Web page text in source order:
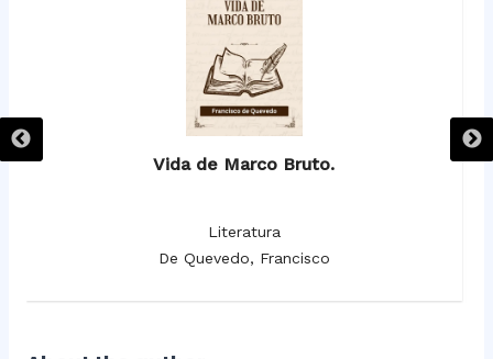
Vida de Marco Bruto.
Literatura
De Quevedo, Francisco